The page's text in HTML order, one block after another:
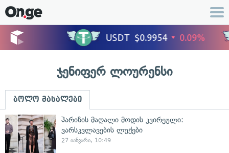
ჯენიფერ ლოურენსი
ბოლო მასალები
პარიზის მაღალი მოდის კვირეული:
ვარსკვლავების ლუქები
27 იანვარი, 10:49